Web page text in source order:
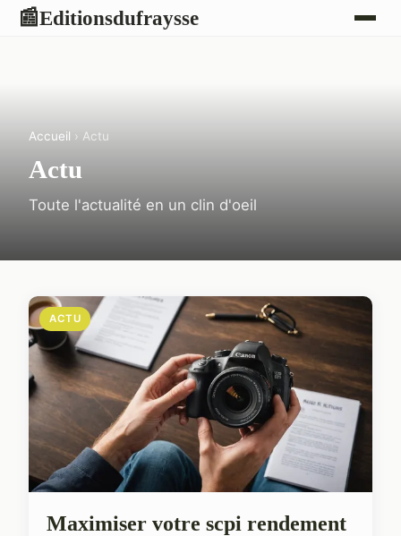
📰Editionsdufraysse
Accueil › Actu
Actu
Toute l'actualité en un clin d'oeil
ACTU
Maximiser votre scpi rendement